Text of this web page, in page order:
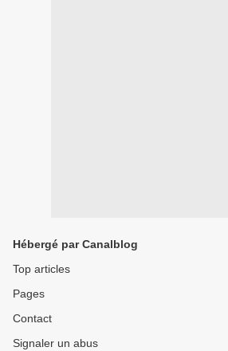
Hébergé par Canalblog
Top articles
Pages
Contact
Signaler un abus